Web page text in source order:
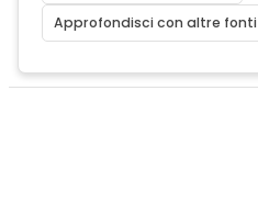
Approfondisci con altre fonti